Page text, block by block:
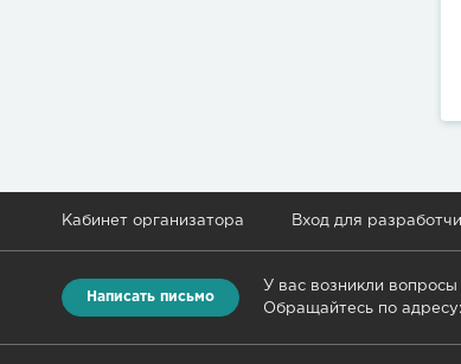
Кабинет организатора Вход для
Написать письмо
У вас возникли
Обращайтесь по адресу: